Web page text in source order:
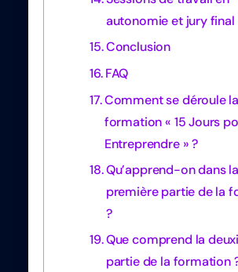
autonomie et jury final
Conclusion
FAQ
Comment se déroule la
formation « 15 Jours
Entreprendre » ?
Qu’apprend-on dans la
première partie de la
?
Que comprend la
partie de la formation